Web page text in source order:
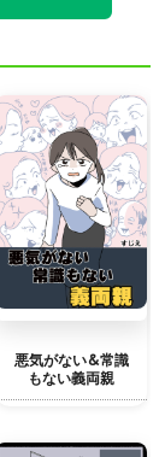
悪気がない&常識
もない義両親